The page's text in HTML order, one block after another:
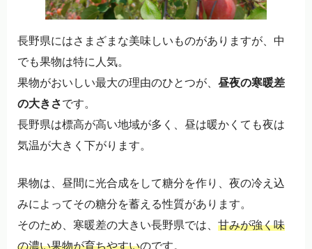
長野県にはさまざまな美味しいものがありますが、中
でも果物は特に人気。
果物がおいしい最大の理由のひとつが、 昼夜の寒暖差
の大きさです。
長野県は標高が高い地域が多く、昼は暖かくても夜は
気温が大きく下がります。
果物は、昼間に光合成をして糖分を作り、夜の冷え込
みによってその糖分を蓄える性質があります。
そのため、寒暖差の大きい長野県では、 甘みが強く味
の濃い果物が育ちやすいのです。